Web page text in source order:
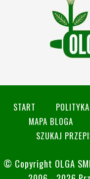
START
MAPA BLOGA
SZUKAJ
© Copyright OLGA